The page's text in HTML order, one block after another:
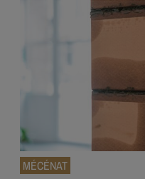
MÉCÉNAT